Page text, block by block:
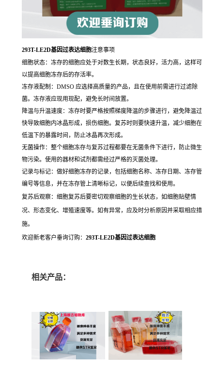
293T-LE2D基因过表达细胞注意事项
细胞状态：冻存的细胞应处于对数生长期，状态良好，活力高，这样可
以提高细胞冻存后的存活率。
冻存液配制：DMSO 应选择高质量的产品，且在使用前需进行过滤除
菌。冻存液应现用现配，避免长时间放置。
降温与升温速度：冻存时要严格按照梯度降温的步骤进行，避免降温过
快导致细胞内冰晶形成，损伤细胞。复苏时则要快速升温，减少细胞在
低温下的暴露时间，防止冰晶再次形成。
无菌操作：整个细胞冻存与复苏过程都要在无菌条件下进行，防止微生
物污染。使用的器材和试剂都需经过严格的灭菌处理。
记录与标记：做好细胞冻存的记录，包括细胞名称、冻存日期、冻存管
编号等信息，并在冻存管上清晰标记，以便后续查找和使用。
复苏后观察：细胞复苏后要密切观察细胞的生长状态，如细胞贴壁情
况、形态变化、增殖速度等。如有异常，应及时分析原因并采取相应措
施。
欢迎新老客户垂询订购： 293T-LE2D基因过表达细胞
相关产品：